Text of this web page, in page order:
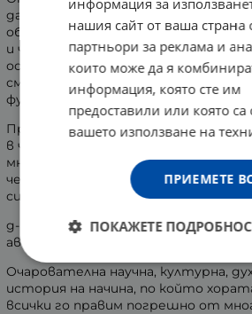
давност, както и на най-
областта на пулмологията,
и човешката физиология, „Всеки
основи конвенционалната мъдрост
смятаме, че знаем за най-основната
функция. Дишането ни никога вече
Пробуждащо епично
в човешката еволюция, което
много от нас са болни и изморени.
четиво, разкриващо онова, което
система не вижда.
д-р Стивън Парк, Медицински
автор на „Прекъснатият сън“
Очарователна научна, културна,
история на начина, по който
всички го правим погрешно от
информация за
нашия сайт от ваша страна
партньори за реклама и
които може да я
информация, която сте им
предоставили или която са
вашето използване на
ПРИЕМЕТЕ
ПОКАЖЕТЕ